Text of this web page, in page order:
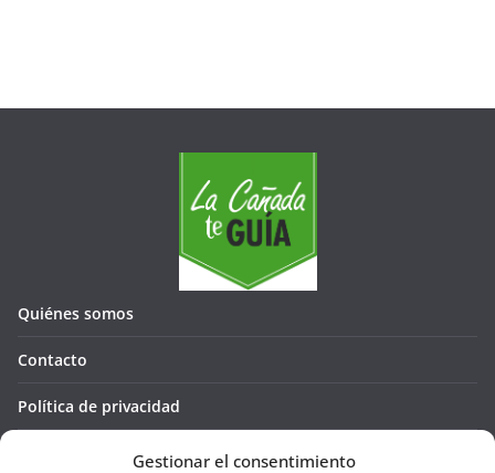
Gestionar el consentimiento
Quiénes somos
Contacto
Política de privacidad
Política de cookies (UE)